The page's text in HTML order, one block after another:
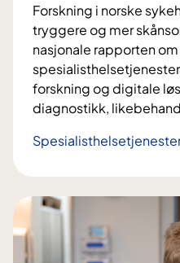
Forskning i norske
tryggere og mer
nasjonale rapporten
forskning og digitale
diagnostikk,